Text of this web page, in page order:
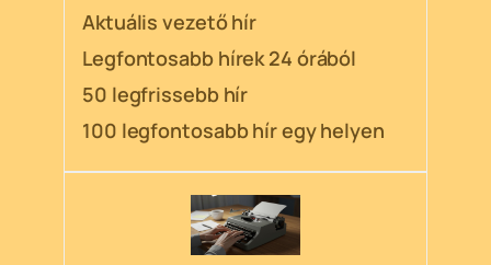
Aktuális vezető hír
Legfontosabb hírek 24 órából
50 legfrissebb hír
100 legfontosabb hír egy helyen